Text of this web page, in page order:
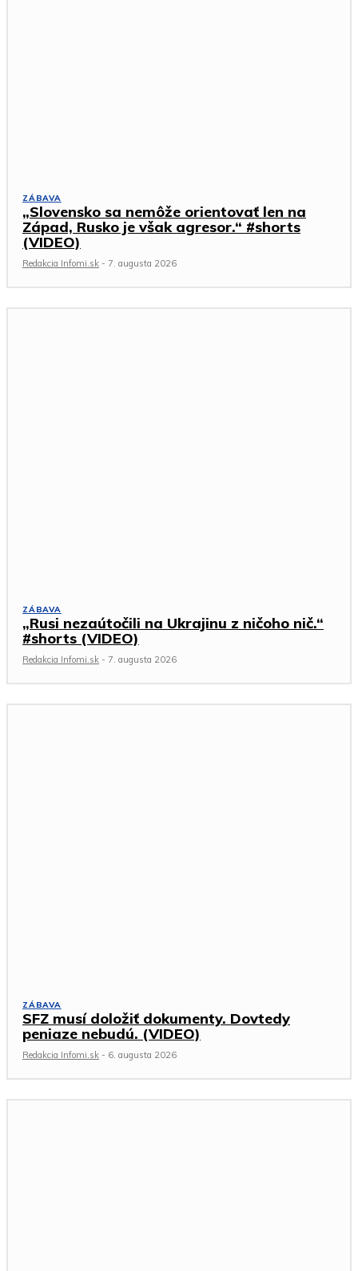
ZÁBAVA
„Slovensko sa nemôže orientovať len na
Západ, Rusko je však agresor.“ #shorts
(VIDEO)
Redakcia Infomi.sk - 7. augusta 2026
ZÁBAVA
„Rusi nezaútočili na Ukrajinu z ničoho nič.“
#shorts (VIDEO)
Redakcia Infomi.sk - 7. augusta 2026
ZÁBAVA
SFZ musí doložiť dokumenty. Dovtedy
peniaze nebudú. (VIDEO)
Redakcia Infomi.sk - 6. augusta 2026